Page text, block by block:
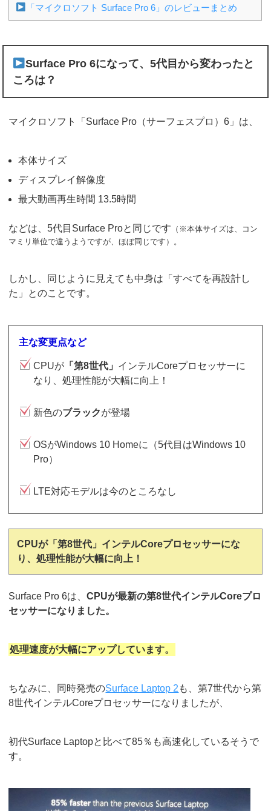
「マイクロソフト Surface Pro 6」のレビューまとめ
Surface Pro 6になって、5代目から変わったと
ころは？
マイクロソフト「Surface Pro（サーフェスプロ）6」は、
本体サイズ
ディスプレイ解像度
最大動画再生時間 13.5時間
などは、5代目Surface Proと同じです （※本体サイズは、コン
マミリ単位で違うようですが、ほぼ同じです）。
しかし、同じように見えても中身は「すべてを再設計し
た」とのことです。
主な変更点など
CPUが 「第8世代」 インテルCoreプロセッサーに
なり、処理性能が大幅に向上！
新色のブラックが登場
OSがWindows 10 Homeに（5代目はWindows 10
Pro）
LTE対応モデルは今のところなし
CPUが「第8世代」インテルCoreプロセッサーにな
り、処理性能が大幅に向上！
Surface Pro 6は、CPUが最新の第8世代インテルCoreプロ
セッサーになりました。
処理速度が大幅にアップしています。
ちなみに、同時発売のSurface Laptop 2 も、第7世代から第
8世代インテルCoreプロセッサーになりましたが、
初代Surface Laptopと比べて85％も高速化しているそうで
す。